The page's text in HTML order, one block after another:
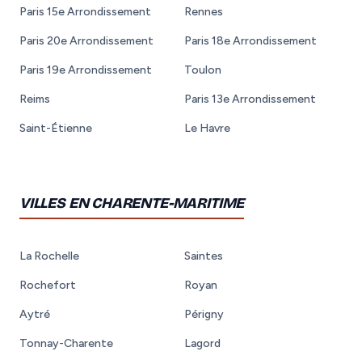
Paris 15e Arrondissement Rennes
Paris 20e Arrondissement Paris 18e Arrondissement
Paris 19e Arrondissement Toulon
Reims Paris 13e Arrondissement
Saint-Étienne Le Havre
VILLES EN CHARENTE-MARITIME
La Rochelle Saintes
Rochefort Royan
Aytré Périgny
Tonnay-Charente Lagord